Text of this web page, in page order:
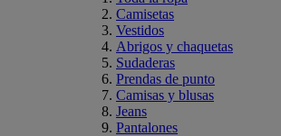
Camisetas
Vestidos
Abrigos y chaquetas
Sudaderas
Prendas de punto
Camisas y blusas
Jeans
Pantalones